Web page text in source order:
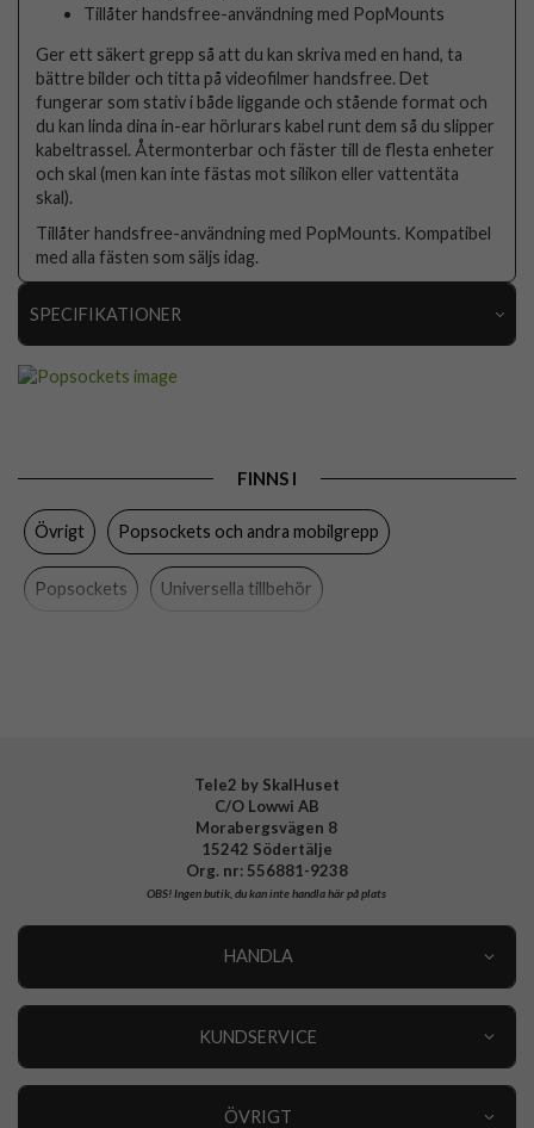
Tillåter handsfree-användning med PopMounts
Ger ett säkert grepp så att du kan skriva med en hand, ta
bättre bilder och titta på videofilmer handsfree. Det
fungerar som stativ i både liggande och stående format och
du kan linda dina in-ear hörlurars kabel runt dem så du slipper
kabeltrassel. Återmonterbar och fäster till de flesta enheter
och skal (men kan inte fästas mot silikon eller vattentäta
skal).
Tillåter handsfree-användning med PopMounts. Kompatibel
med alla fästen som säljs idag.
SPECIFIKATIONER
Material
Varumärke
FINNS I
Övrigt Popsockets och andra mobilgrepp
Popsockets Universella tillbehör
Tele2 by SkalHuset
C/O Lowwi AB
Morabergsvägen 8
15242 Södertälje
Org. nr: 556881-9238
OBS!Ingen butik, du kan inte handla här på plats
HANDLA
KUNDSERVICE
ÖVRIGT